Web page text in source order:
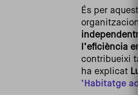
És per
l’eficiència
contribueixi
ha explicat
‘Habitatge